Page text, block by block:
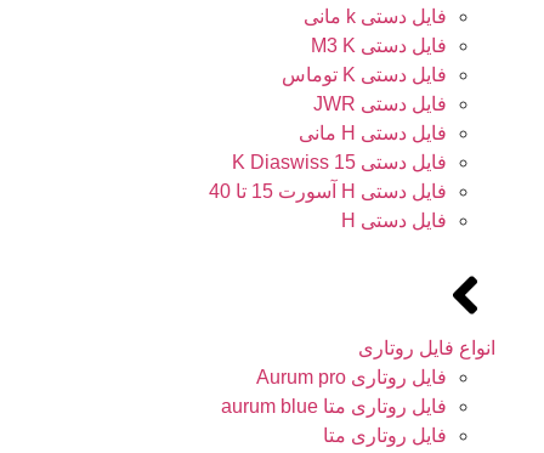
فایل دستی k مانی
فایل دستی M3 K
فایل دستی K توماس
فایل دستی JWR
فایل دستی H مانی
فایل دستی 15 K Diaswiss
فایل دستی H آسورت 15 تا 40
فایل دستی H
انواع فایل روتاری
فایل روتاری Aurum pro
فایل روتاری متا aurum blue
فایل روتاری متا